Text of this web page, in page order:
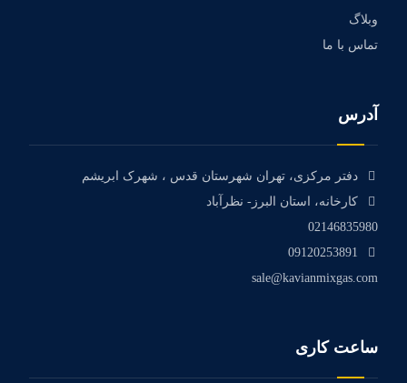
وبلاگ
تماس با ما
آدرس
دفتر مرکزی، تهران شهرستان قدس ، شهرک ابریشم
کارخانه، استان البرز- نظرآباد
02146835980
09120253891
sale@kavianmixgas.com
ساعت کاری